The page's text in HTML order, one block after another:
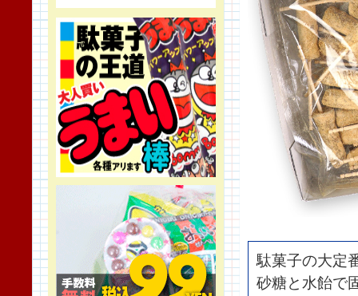
駄菓子の大定
砂糖と水飴で